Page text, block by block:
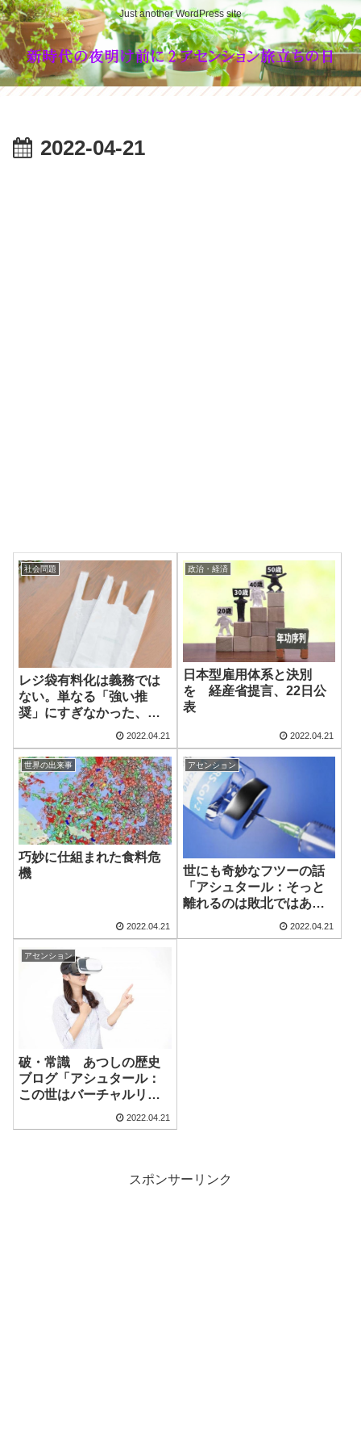
Just another WordPress site
2022-04-21
社会問題
レジ袋有料化は義務では
ない。単なる「強い推
奨」にすぎなかった、政
2022.04.21
政治・経済
日本型雇用体系と決別
を 経産省提言、22日公
表
2022.04.21
世界の出来事
巧妙に仕組まれた食料危
機
2022.04.21
アセンション
世にも奇妙なフツーの話
「アシュタール：そっと
離れるのは敗北ではあり
2022.04.21
アセンション
破・常識 あつしの歴史
ブログ「アシュタール：
この世はバーチャルリア
2022.04.21
スポンサーリンク